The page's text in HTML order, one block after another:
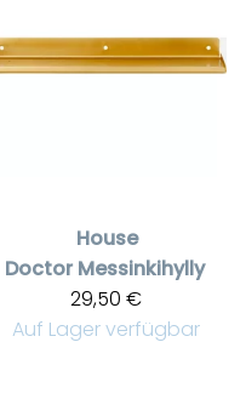
House
Doctor Messinkihylly
29,50 €
Auf Lager verfügbar